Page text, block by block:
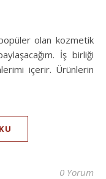
İş birliği
içerir. Ürünlerin
0 Yorum